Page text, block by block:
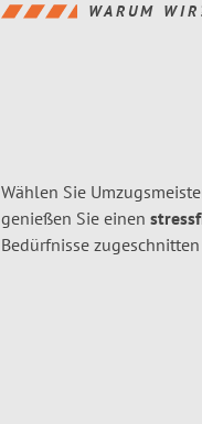
WARUM
Wählen Sie
genießen Sie einen
Bedürfnisse